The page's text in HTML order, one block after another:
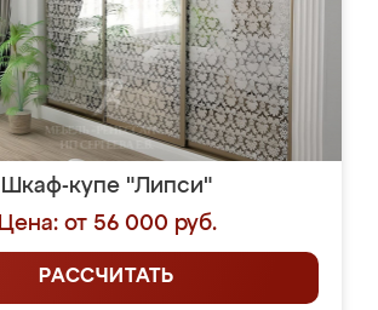
Шкаф-купе "Липси"
Цена: от 56 000 руб.
РАССЧИТАТЬ